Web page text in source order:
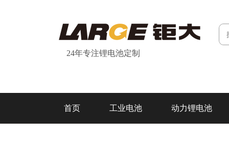
24年专注锂电池定制
首页 工业电池 动力锂电池